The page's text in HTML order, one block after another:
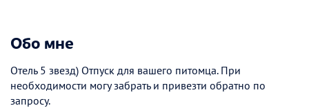
Обо мне
Отель 5 звезд) Отпуск для вашего питомца. При
необходимости могу забрать и привезти обратно по
запросу.